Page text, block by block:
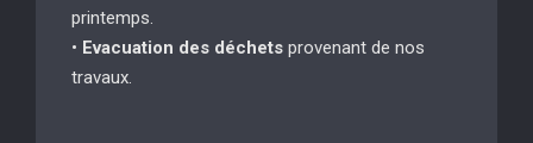
printemps.
• Evacuation des déchets provenant de nos
travaux.